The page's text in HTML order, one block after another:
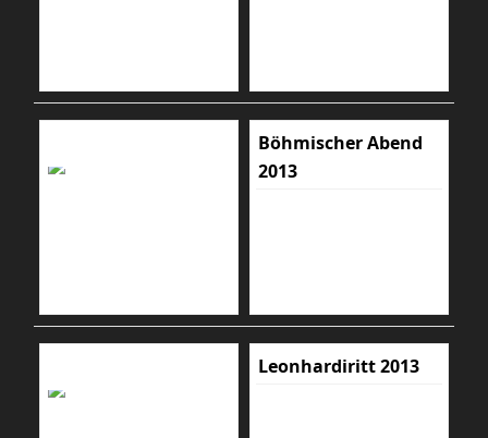
Böhmischer Abend
2013
Leonhardiritt 2013